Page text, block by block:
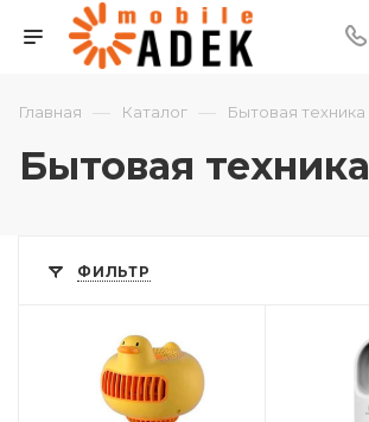
Главная — Каталог — Бытовая техника
Бытовая техника
ФИЛЬТР